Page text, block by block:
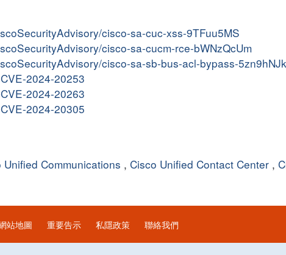
cisco-sa-cuc-xss-9TFuu5MS
cisco-sa-cucm-rce-bWNzQcUm
cisco-sa-sb-bus-acl-bypass-5zn9hNJk
2024-20253
2024-20263
2024-20305
Unified Communications , Cisco Unified Contact Center ,
站地圖 重要告示 私隱政策 聯絡我們